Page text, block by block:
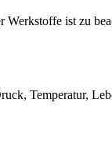
ist zu
Temperatur,